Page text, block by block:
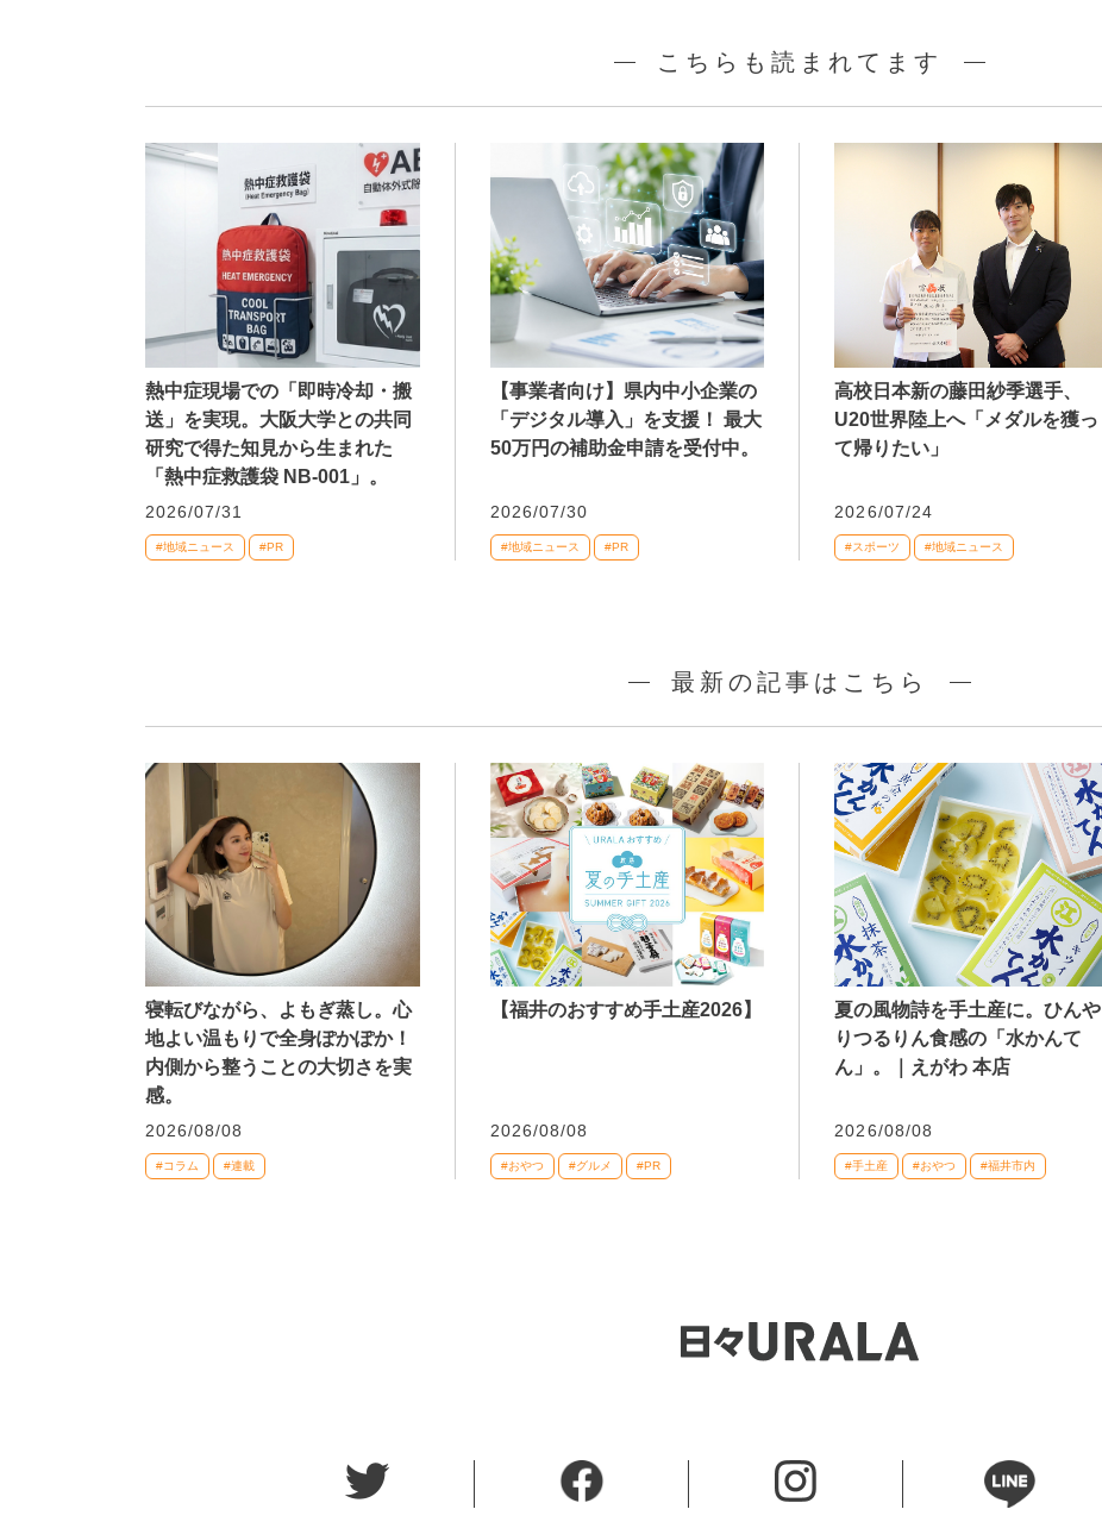
こちらも読まれてます
熱中症現場での「即時冷却・搬
送」を実現。大阪大学との共同
研究で得た知見から生まれた
「熱中症救護袋 NB-001」。
2026/07/31
#地域ニュース #PR
【事業者向け】県内中小企業の
「デジタル導入」を支援！ 最大
50万円の補助金申請を受付中。
2026/07/30
#地域ニュース #PR
高校日本新の藤田紗季選手、
U20世界陸上へ「メダルを獲っ
て帰りたい」
2026/07/24
#スポーツ #地域ニュース
最新の記事はこちら
寝転びながら、よもぎ蒸し。心
地よい温もりで全身ぽかぽか！
内側から整うことの大切さを実
感。
2026/08/08
#コラム #連載
【福井のおすすめ手土産2026】
2026/08/08
#おやつ #グルメ #PR
夏の風物詩を手土産に。ひんや
りつるりん食感の「水かんて
ん」。｜えがわ 本店
2026/08/08
#手土産 #おやつ #福井市内